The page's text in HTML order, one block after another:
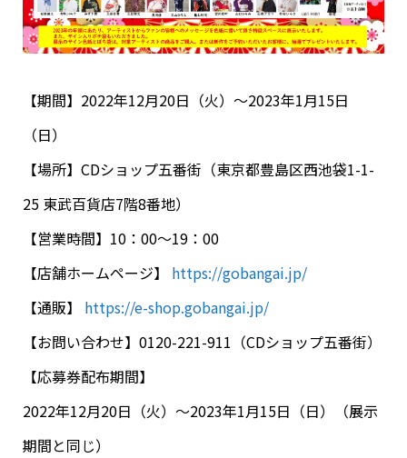
【期間】2022年12月20日（火）〜2023年1月15日
（日）
【場所】CDショップ五番街（東京都豊島区西池袋1-1-
25 東武百貨店7階8番地）
【営業時間】 10： 00～19： 00
【店舗ホームページ】 https://gobangai.jp/
【通販】 https://e-shop.gobangai.jp/
【お問い合わせ】0120-221-911（CDショップ五番街）
【応募券配布期間】
2022年12月20日（火）〜2023年1月15日（日）（展示
期間と同じ）